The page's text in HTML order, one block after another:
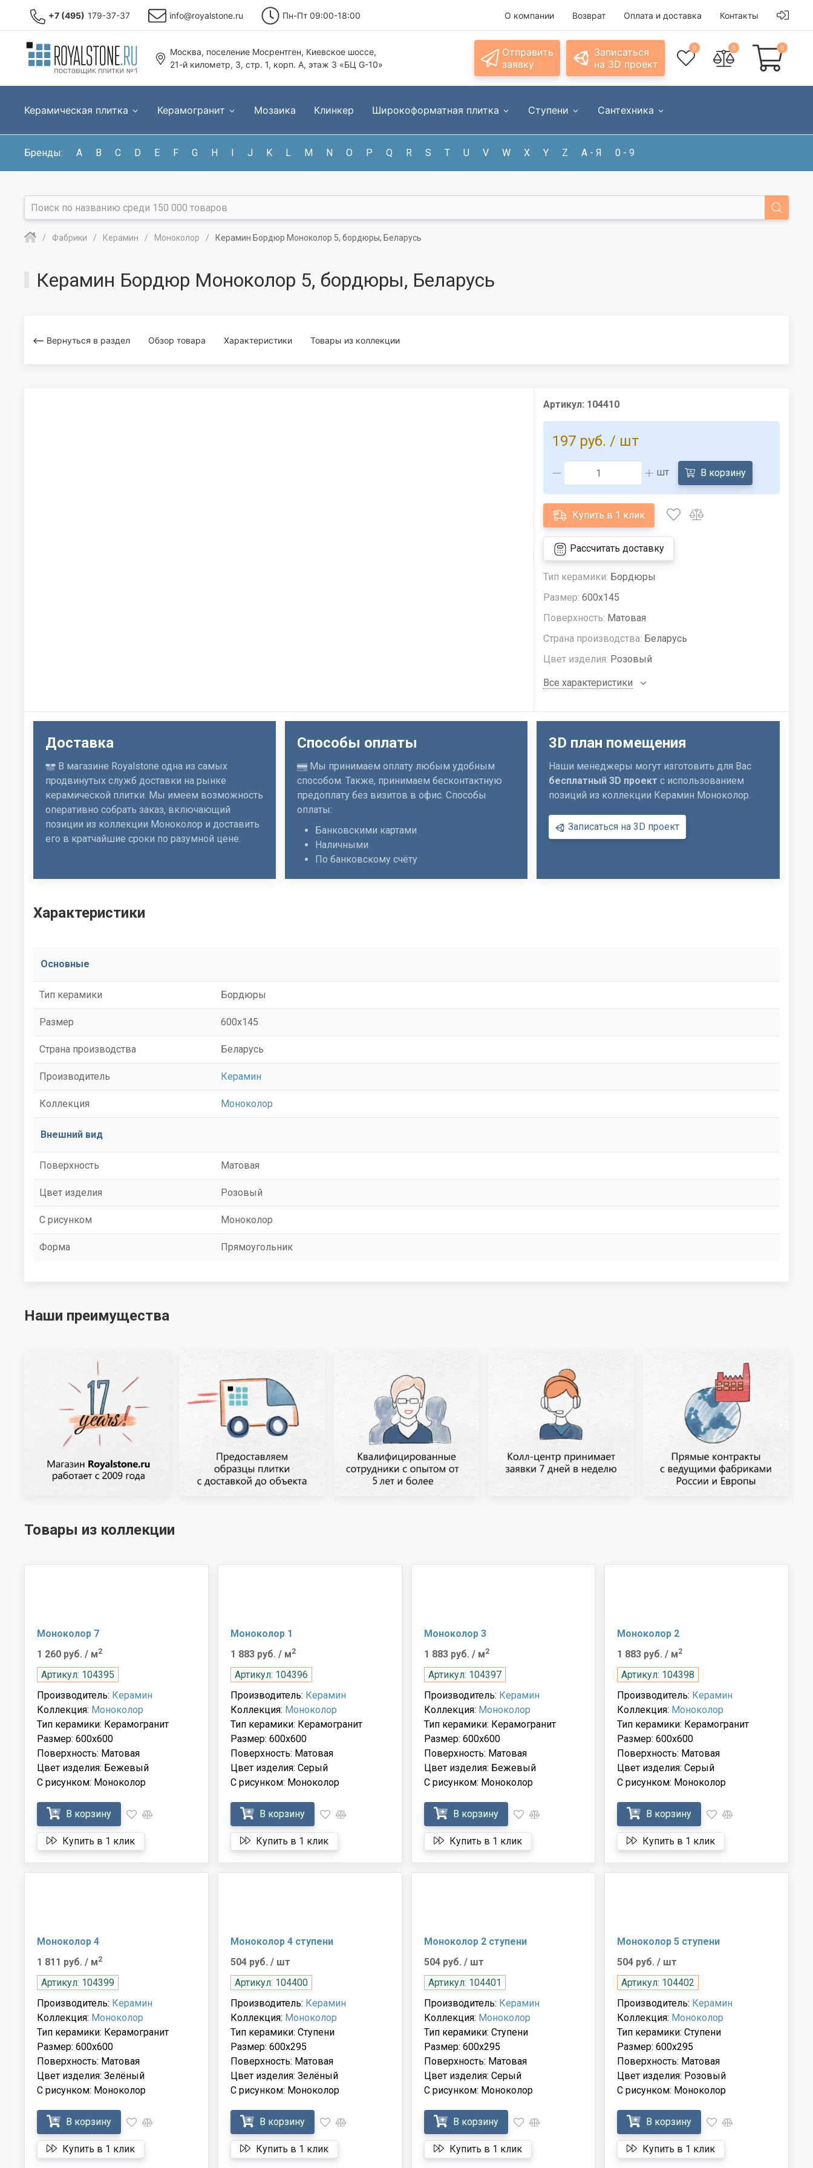
+7 (495) 179-37-37 info@royalstone.ru Пн-Пт 09:00-18:00 О компании Возврат Оплата и доставка Контакты
Москва, поселение Мосрентген, Киевское шоссе,
21-й километр, 3, стр. 1, корп. А, этаж 3 «БЦ G-10»
Отправить
заявку
Записаться
на 3D проект
0 0 0
Керамическая плитка Керамогранит Мозаика Клинкер Широкоформатная плитка Ступени Сантехника
Бренды: A B C D E F G H I J K L M N O P Q R S T U V W X Y Z А - Я 0 - 9
Фабрики Керамин Моноколор Керамин Бордюр Моноколор 5, бордюры, Беларусь
Керамин Бордюр Моноколор 5, бордюры, Беларусь
Вернуться в раздел Обзор товара Характеристики Товары из коллекции
Артикул: 104410
197 руб. / шт
шт В корзину
Купить в 1 клик
Рассчитать доставку
Тип керамики: Бордюры
Размер: 600x145
Поверхность: Матовая
Страна производства: Беларусь
Цвет изделия: Розовый
Все характеристики
Доставка
В магазине Royalstone одна из самых
продвинутых служб доставки на рынке
керамической плитки. Мы имеем возможность
оперативно собрать заказ, включающий
позиции из коллекции Моноколор и доставить
его в кратчайшие сроки по разумной цене.
Способы оплаты
Мы принимаем оплату любым удобным
способом. Также, принимаем бесконтактную
предоплату без визитов в офис. Способы
оплаты:
Банковскими картами
Наличными
По банковскому счёту
3D план помещения
Наши менеджеры могут изготовить для Вас
бесплатный 3D проект с использованием
позиций из коллекции Керамин Моноколор.
Записаться на 3D проект
Характеристики
Основные
Тип керамики Бордюры
Размер 600x145
Страна производства Беларусь
Производитель Керамин
Коллекция Моноколор
Внешний вид
Поверхность Матовая
Цвет изделия Розовый
С рисунком Моноколор
Форма Прямоугольник
Наши преимущества
Товары из коллекции
Моноколор 7
1 260 руб. / м2
Артикул: 104395
Производитель: Керамин
Коллекция: Моноколор
Тип керамики: Керамогранит
Размер: 600x600
Поверхность: Матовая
Цвет изделия: Бежевый
С рисунком: Моноколор
В корзину
Купить в 1 клик
Моноколор 1
1 883 руб. / м2
Артикул: 104396
Производитель: Керамин
Коллекция: Моноколор
Тип керамики: Керамогранит
Размер: 600x600
Поверхность: Матовая
Цвет изделия: Серый
С рисунком: Моноколор
В корзину
Купить в 1 клик
Моноколор 3
1 883 руб. / м2
Артикул: 104397
Производитель: Керамин
Коллекция: Моноколор
Тип керамики: Керамогранит
Размер: 600x600
Поверхность: Матовая
Цвет изделия: Бежевый
С рисунком: Моноколор
В корзину
Купить в 1 клик
Моноколор 2
1 883 руб./ м2
Артикул: 104398
Производитель: Керамин
Коллекция: Моноколор
Тип керамики: Керамогранит
Размер: 600x600
Поверхность: Матовая
Цвет изделия: Серый
С рисунком: Моноколор
В корзину
Купить в 1 клик
Моноколор 4
1 811 руб. / м2
Артикул: 104399
Производитель: Керамин
Коллекция: Моноколор
Тип керамики: Керамогранит
Размер: 600x600
Поверхность: Матовая
Цвет изделия: Зелёный
С рисунком: Моноколор
В корзину
Купить в 1 клик
Моноколор 4 ступени
504 руб. / шт
Артикул: 104400
Производитель: Керамин
Коллекция: Моноколор
Тип керамики: Ступени
Размер: 600x295
Поверхность: Матовая
Цвет изделия: Зелёный
С рисунком: Моноколор
В корзину
Купить в 1 клик
Моноколор 2 ступени
504 руб. / шт
Артикул: 104401
Производитель: Керамин
Коллекция: Моноколор
Тип керамики: Ступени
Размер: 600x295
Поверхность: Матовая
Цвет изделия: Серый
С рисунком: Моноколор
В корзину
Купить в 1 клик
Моноколор 5 ступени
504 руб./ шт
Артикул: 104402
Производитель: Керамин
Коллекция: Моноколор
Тип керамики: Ступени
Размер: 600x295
Поверхность: Матовая
Цвет изделия: Розовый
С рисунком: Моноколор
В корзину
Купить в 1 клик